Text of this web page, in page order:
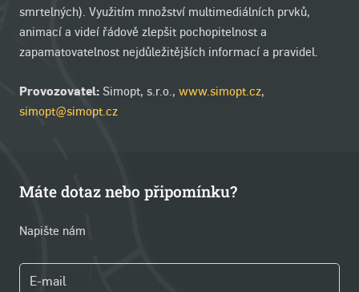
smrtelných). Využitím množství multimediálních prvků,
animací a videí řádově zlepšit pochopitelnost a
zapamatovatelnost nejdůležitějších informací a pravidel.
Provozovatel: Simopt, s.r.o., www.simopt.cz
simopt@simopt.cz
Máte dotaz nebo připomínku?
Napište nám